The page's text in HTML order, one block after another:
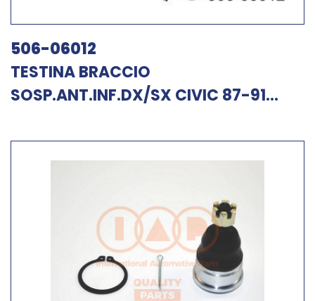
506-06012
TESTINA BRACCIO
SOSP.ANT.INF.DX/SX CIVIC 87-91...